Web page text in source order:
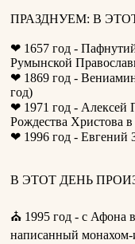
ПРАЗДНУЕМ: В
❤ 1657 год -
Румынской
❤ 1869 год -
год)
❤ 1971 год - Алексей
Рождества Христова
❤ 1996 год - Евгений
В ЭТОТ ДЕНЬ
⛪ 1995 год - с Афона
написанный монахом-